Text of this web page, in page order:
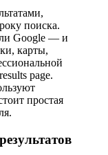
поиска.
Google — и
карты,
page.
простая